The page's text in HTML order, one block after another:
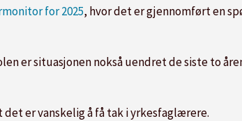
for 2025, hvor det er gjennomført en
er situasjonen nokså uendret de siste to
er vanskelig å få tak i yrkesfaglærere.